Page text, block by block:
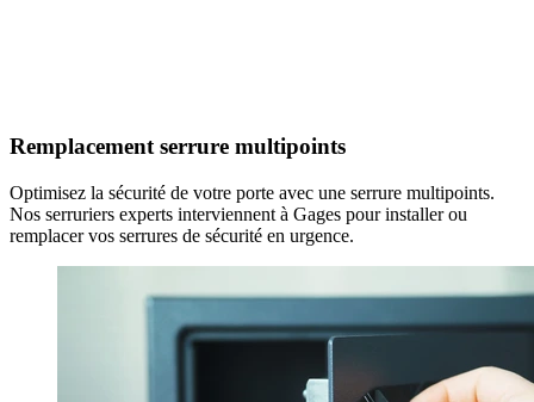
Remplacement serrure multipoints
Optimisez la sécurité de votre porte avec une serrure multipoints.
Nos serruriers experts interviennent à Gages pour installer ou
remplacer vos serrures de sécurité en urgence.